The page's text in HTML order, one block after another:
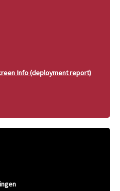
Info (deployment report)